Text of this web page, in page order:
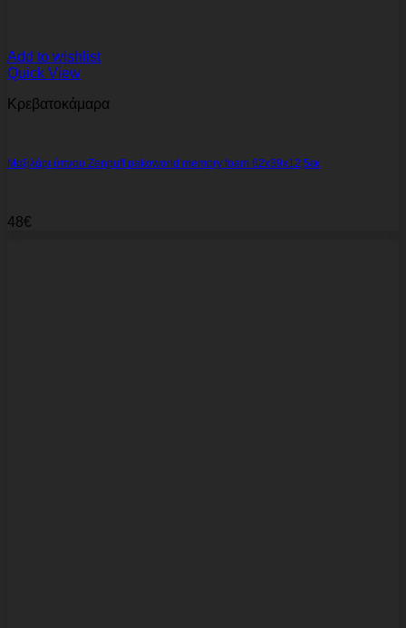
Add to wishlist
Quick View
Κρεβατοκάμαρα
Μαξιλάρι ύπνου Zenpuff pakoworld memory foam 62x39x12,5εκ
48€